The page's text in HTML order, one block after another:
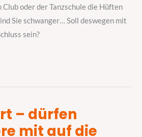
Club oder der Tanzschule die Hüften
Sie schwanger… Soll deswegen mit
sein?
– dürfen
mit auf die